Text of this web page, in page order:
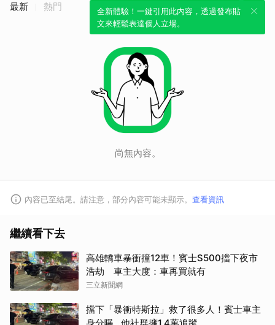
全新體驗！一鍵引用此內容，透過發布貼
文來輕鬆表達個人立場。
最新 熱門
尚無內容。
內容已至結尾。請注意，部分內容可能未顯示。 查看資訊
繼續看下去
高雄轎車暴衝撞12車！賓士S500擋下夜市
浩劫 車主大度：車再買就有
三立新聞網
擋下「暴衝特斯拉」救了很多人！賓士車主